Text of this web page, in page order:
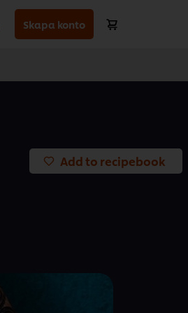
Skapa konto
Add to recipebook